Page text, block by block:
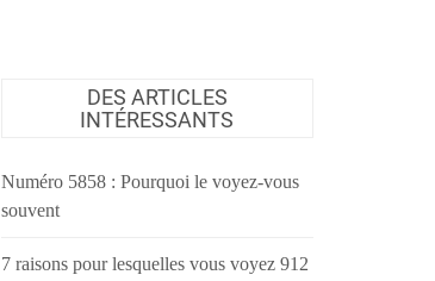
DES ARTICLES
INTÉRESSANTS
Numéro 5858 : Pourquoi le voyez-vous
souvent
7 raisons pour lesquelles vous voyez 912